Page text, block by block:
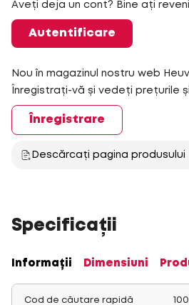
Aveți deja un cont? Bine ați
Autentificare
Nou în magazinul nostru web
Înregistrați-vă și vedeți prețurile
Înregistrare
Descărcați pagina produsului
Specificații
Informații Dimensiuni
Cod de căutare rapidă